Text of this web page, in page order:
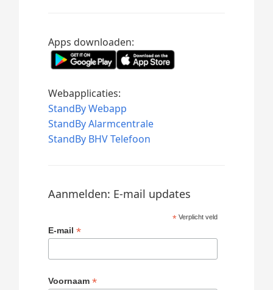
Apps downloaden:
Webapplicaties:
StandBy Webapp
StandBy Alarmcentrale
StandBy BHV Telefoon
Aanmelden: E-mail updates
* Verplicht veld
E-mail*
Voornaam*